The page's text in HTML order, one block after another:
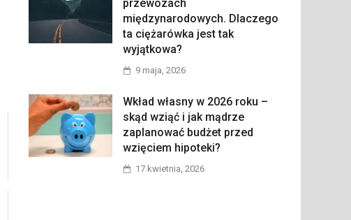
przewozach
międzynarodowych. Dlaczego
ta ciężarówka jest tak
wyjątkowa?
9 maja, 2026
Wkład własny w 2026 roku –
skąd wziąć i jak mądrze
zaplanować budżet przed
wzięciem hipoteki?
17 kwietnia, 2026